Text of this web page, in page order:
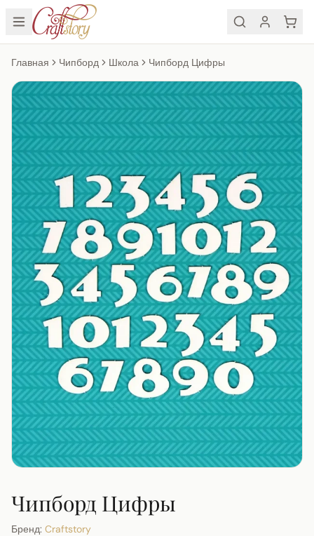
Главная Чипборд Школа Чипборд Цифры
Чипборд Цифры
Бренд: Craftstory